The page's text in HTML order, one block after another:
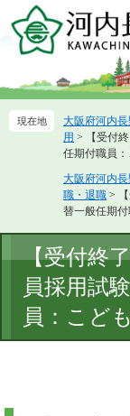
ー
先
ニ
を
大阪府河内
用 >
【受付
任期付職員：
大阪府河内
職・退職 >
替一般任期付
文
【受付終
員採用試
員：こど